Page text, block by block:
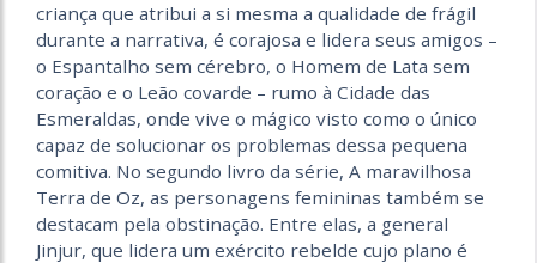
criança que atribui a si mesma a qualidade de frágil
durante a narrativa, é corajosa e lidera seus amigos –
o Espantalho sem cérebro, o Homem de Lata sem
coração e o Leão covarde – rumo à Cidade das
Esmeraldas, onde vive o mágico visto como o único
capaz de solucionar os problemas dessa pequena
comitiva. No segundo livro da série, A maravilhosa
Terra de Oz, as personagens femininas também se
destacam pela obstinação. Entre elas, a general
Jinjur, que lidera um exército rebelde cujo plano é